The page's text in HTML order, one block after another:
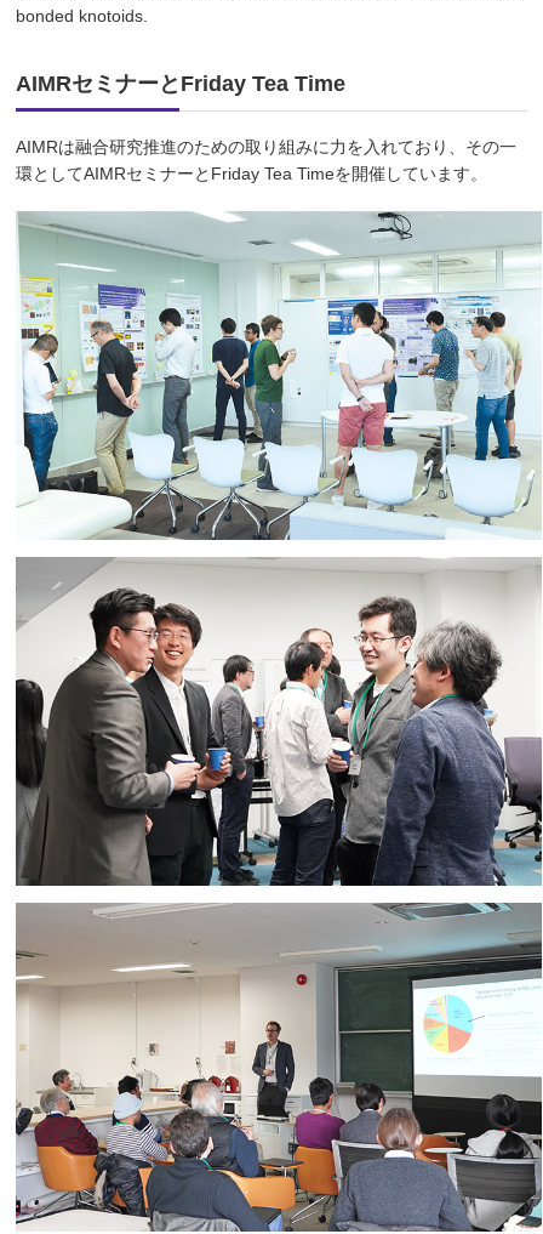
bonded knotoids.
AIMRセミナーとFriday Tea Time
AIMRは融合研究推進のための取り組みに力を入れており、その一
環としてAIMRセミナーとFriday Tea Timeを開催しています。